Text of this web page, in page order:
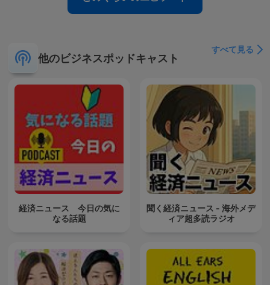
他のビジネスポッドキャスト
すべて見る
経済ニュース 今日の気に
なる話題
聞く経済ニュース - 海外メデ
ィア超多読ラジオ